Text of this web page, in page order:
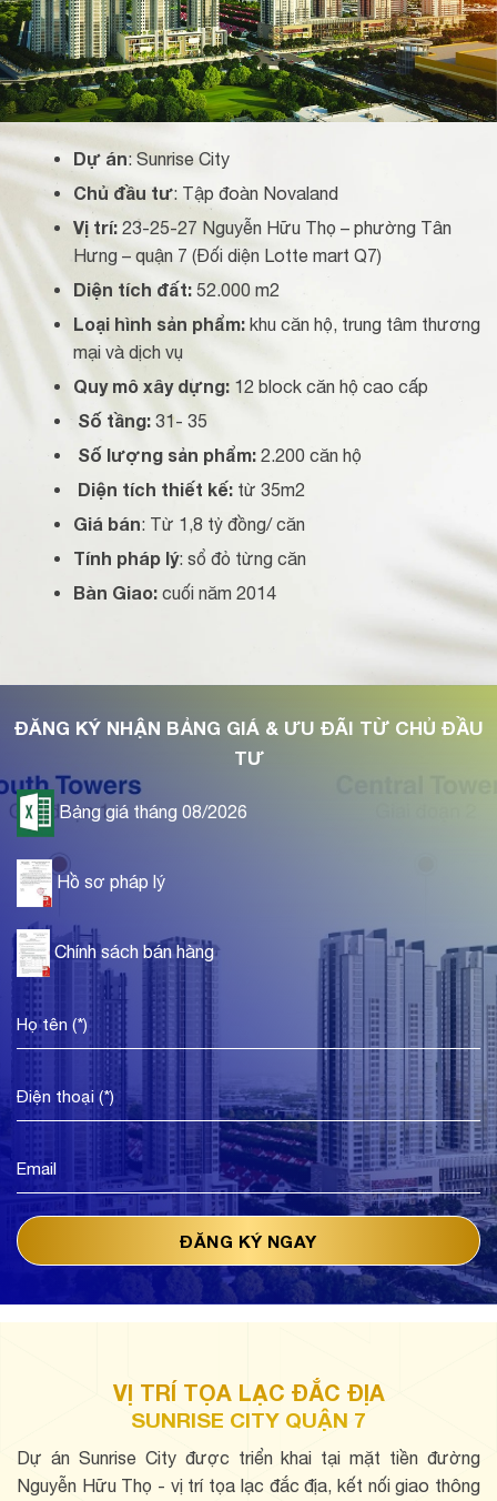
Dự án: Sunrise City
Chủ đầu tư: Tập đoàn Novaland
Vị trí:23-25-27 Nguyễn Hữu Thọ – phường Tân
Hưng – quận 7 (Đối diện Lotte mart Q7)
Diện tích đất:52.000 m2
Loại hình sản phẩm:khu căn hộ, trung tâm thương
mại và dịch vụ
Quy mô xây dựng:12 block căn hộ cao cấp
Số tầng:31- 35
Số lượng sản phẩm:2.200 căn hộ
Diện tích thiết kế: từ 35m2
Giá bán: Từ 1,8 tỷ đồng/ căn
Tính pháp lý: sổ đỏ từng căn
Bàn Giao:cuối năm 2014
ĐĂNG KÝ NHẬN BẢNG GIÁ & ƯU ĐÃI TỪ CHỦ ĐẦU
TƯ
Bảng giá tháng 08/2026
Hồ sơ pháp lý
Chính sách bán hàng
VỊ TRÍ TỌA LẠC ĐẮC ĐỊA
SUNRISE CITY QUẬN 7
Dự án Sunrise City được triển khai tại mặt tiền đường
Nguyễn Hữu Thọ - vị trí tọa lạc đắc địa, kết nối giao thông